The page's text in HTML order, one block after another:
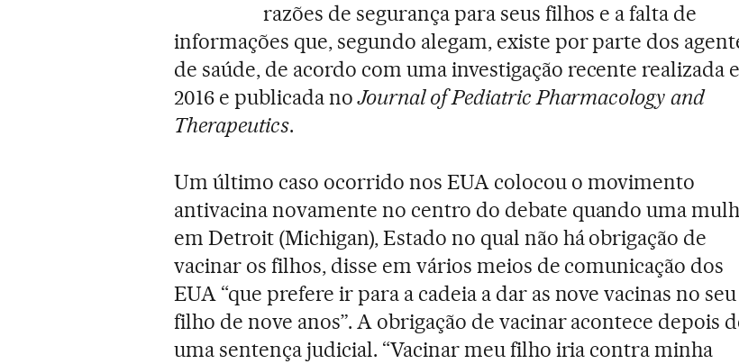
razões de segurança para seus filhos e a falta de
informações que, segundo alegam, existe por parte dos
de saúde, de acordo com uma investigação recente realizada
2016 e publicada noJournal of Pediatric Pharmacology and
Therapeutics.
Um último caso ocorrido nos EUA colocou o movimento
antivacina novamente no centro do debate quando uma
em Detroit (Michigan), Estado no qual não há obrigação de
vacinar os filhos, disse em vários meios de comunicação dos
EUA “que prefere ir para a cadeia a dar as nove vacinas no seu
filho de nove anos”. A obrigação de vacinar acontece depois
uma sentença judicial. “Vacinar meu filho iria contra minha